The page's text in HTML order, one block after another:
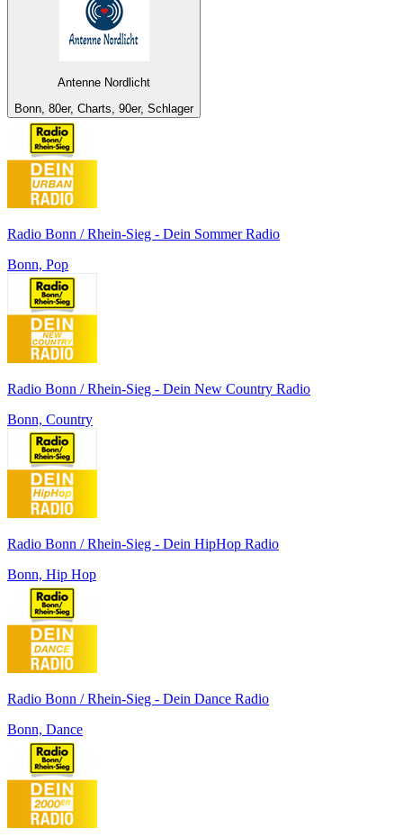
Antenne Nordlicht
Bonn, 80er, Charts, 90er, Schlager
Radio Bonn / Rhein-Sieg - Dein Sommer Radio
Bonn, Pop
Radio Bonn / Rhein-Sieg - Dein New Country Radio
Bonn, Country
Radio Bonn / Rhein-Sieg - Dein HipHop Radio
Bonn, Hip Hop
Radio Bonn / Rhein-Sieg - Dein Dance Radio
Bonn, Dance